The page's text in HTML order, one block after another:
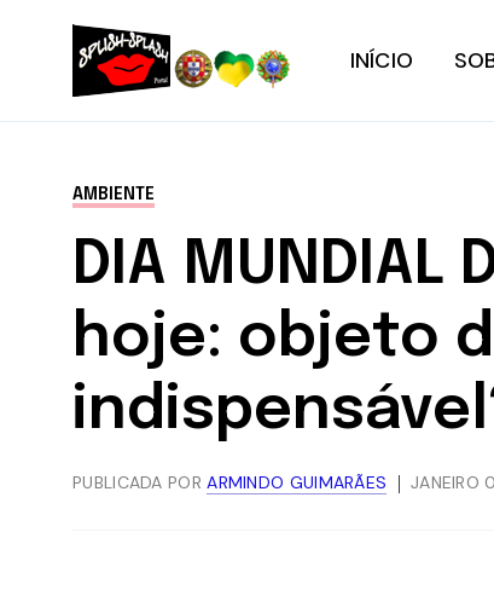
INÍCIO
AMBIENTE
DIA MUNDIAL
hoje: objeto
PUBLICADA PORARMINDO GUIMARÃES JANEIRO